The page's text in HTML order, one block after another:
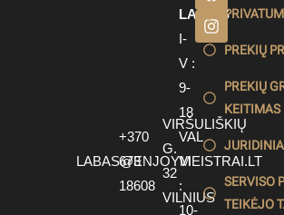
LABAS@ENJOYMEISTRAI.LT
+370
673
18608
VIRŠULIŠKIŲ
G.
32
VILNIUS
LAIKAS
I-
V :
9-
18
VAL
VI
:
10-
PREKIŲ
PREKIŲ
KEITIMAS
SERVISO
TEIKĖJO